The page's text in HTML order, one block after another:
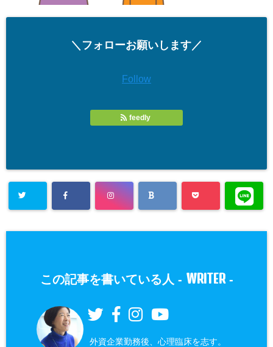
＼フォローお願いします／
Follow
feedly
この記事を書いている人 - WRITER-
外資企業勤務後、心理臨床を志す。